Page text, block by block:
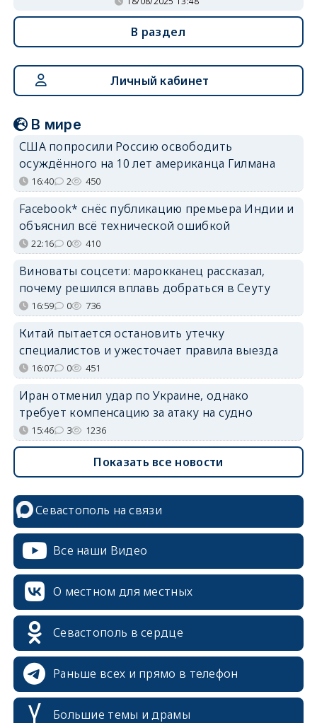
В раздел
Личный кабинет
В мире
США попросили Россию освободить
осуждённого на 10 лет американца Гилмана
16:40 2 450
Facebook* снёс публикацию премьера Индии и
объяснил всё технической ошибкой
22:16 0 410
Виноваты соцсети: марокканец рассказал,
почему решился вплавь добраться в Сеуту
16:59 0 736
Китай пытается остановить утечку
специалистов и ужесточает правила выезда
16:07 0 451
Иран отменил удар по Украине, однако
требует компенсацию за атаку на судно
15:46 3 1236
Показать все новости
Севастополь на связи
Все наши Видео
О местном для местных
Севастополь в сердце
Раньше всех и прямо в телефон
Большие темы и драмы